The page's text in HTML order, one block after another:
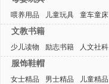
喂养用品 儿童玩具 童车童床
文教书籍
少儿读物 励志书籍 人文社科
服饰鞋帽
女士精品 男士精品 儿童精品